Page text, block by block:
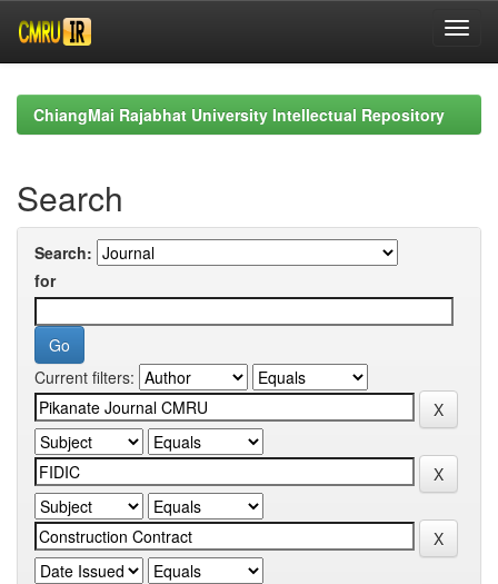
navigationChiangMai Rajabhat University Intellectual Repository
Search
Search:
for
Current filters: